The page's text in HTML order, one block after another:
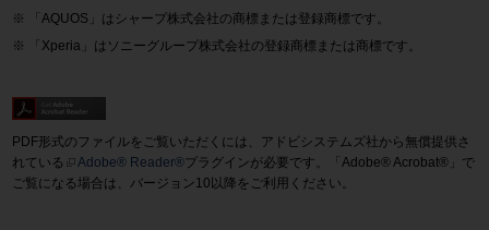
「AQUOS」はシャープ株式会社の商標または登録商標です。
「Xperia」はソニーグループ株式会社の登録商標または商標です。
PDF形式のファイルをご覧いただくには、アドビシステムズ社から無償提供さ
れている
Adobe® Reader®プラグインが必要です。「Adobe® Acrobat®」で
ご覧になる場合は、バージョン10以降をご利用ください。